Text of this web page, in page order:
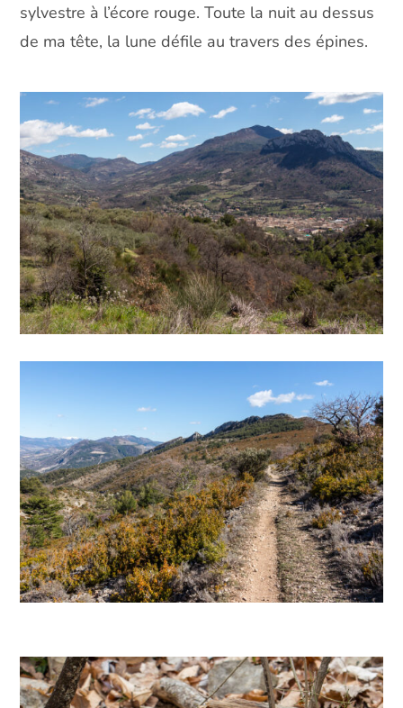
sylvestre à l’écore rouge. Toute la nuit au dessus
de ma tête, la lune défile au travers des épines.